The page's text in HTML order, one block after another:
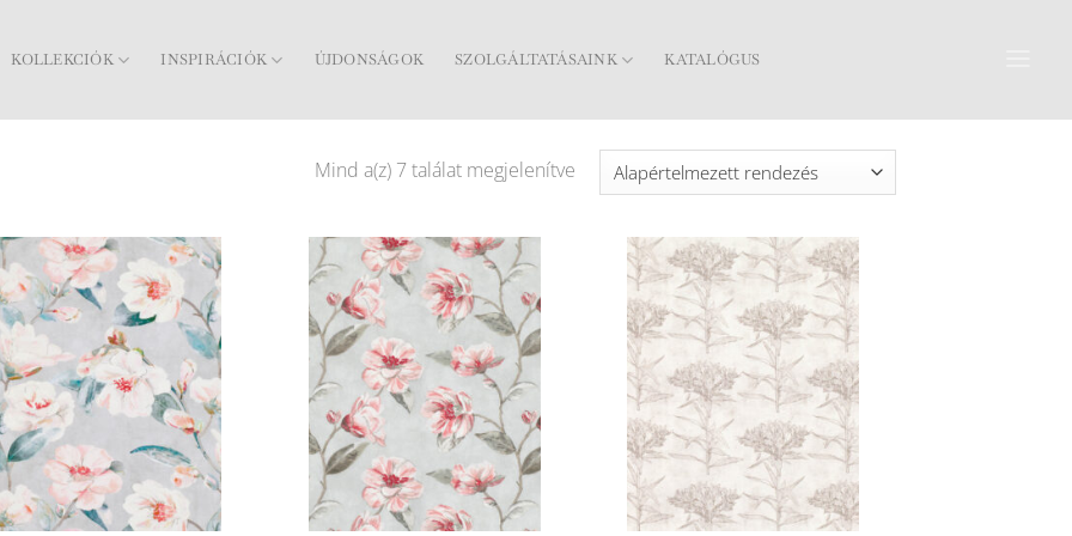
KOLLEKCIÓK INSPIRÁCIÓK ÚJDONSÁGOK SZOLGÁLTATÁSAINK KATALÓGUS
Mind a(z) 7 találat megjelenítve